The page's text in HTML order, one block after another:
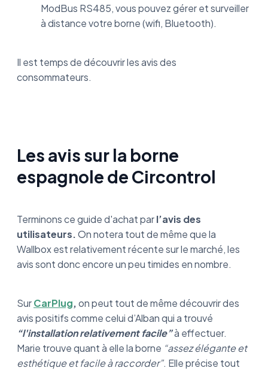
ModBus RS485, vous pouvez gérer et surveiller
à distance votre borne (wifi, Bluetooth).
Il est temps de découvrir les avis des
consommateurs.
Les avis sur la borne
espagnole de Circontrol
Terminons ce guide d'achat parl’avis des
utilisateurs.On notera tout de même que la
Wallbox est relativement récente sur le marché, les
avis sont donc encore un peu timides en nombre.
SurCarPlug,on peut tout de même découvrir des
avis positifs comme celui d’Alban qui a trouvé
“l'installation relativement facile”à effectuer.
Marie trouve quant à elle la borne “assez élégante et
esthétique et facile à raccorder”. Elle précise tout